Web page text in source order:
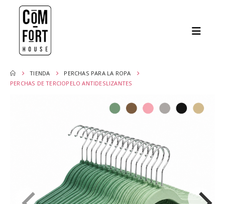
TIENDA
PERCHAS PARA LA ROPA
PERCHAS DE TERCIOPELO ANTIDESLIZANTES